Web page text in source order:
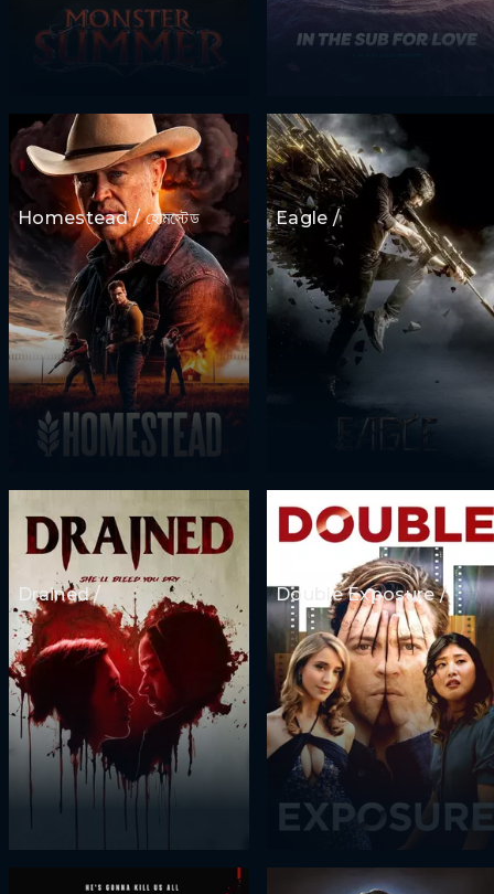
Homestead / হোমস্টেড Eagle /
Drained / Double Exposure /